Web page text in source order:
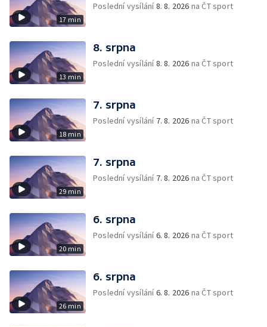
17 min
Poslední vysílání8. 8. 2026 na ČT sport
13 min
8. srpna
Poslední vysílání8. 8. 2026 na ČT sport
18 min
7. srpna
Poslední vysílání 7. 8. 2026 na ČT sport
29 min
7. srpna
Poslední vysílání 7. 8. 2026 na ČT sport
20 min
6. srpna
Poslední vysílání6. 8. 2026 na ČT sport
26 min
6. srpna
Poslední vysílání6. 8. 2026 na ČT sport